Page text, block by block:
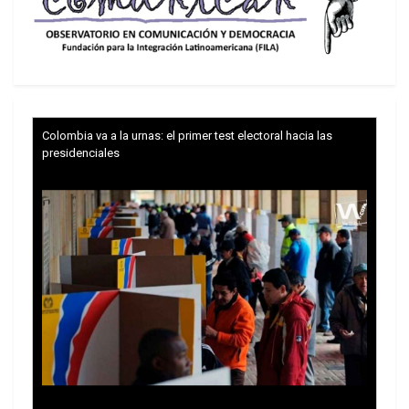
Los agentes desalojan al público asistente a la
celebración de Trump en el National Mal
“Hoy nuestro país está ganando de nuevo y como
nunca antes. Estados Unidos volvió y queremos
mantenerlo grande. Lo haremos con la aprobación
de la Ley
Save America para que todos los
votantes deban mostrar una identificación. Todos
deben proporcionar una pequeña cosa llamada
Colombia va a la urnas: el primer test electoral hacia las
presidenciales